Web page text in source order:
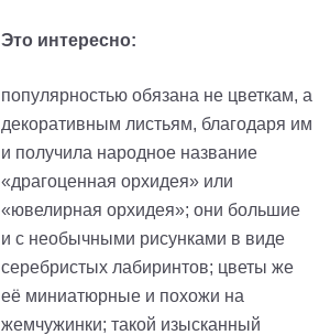
Это интересно:
популярностью обязана не цветкам, а
декоративным листьям, благодаря им
и получила народное название
«драгоценная орхидея» или
«ювелирная орхидея»; они большие
и с необычными рисунками в виде
серебристых лабиринтов; цветы же
её миниатюрные и похожи на
жемчужинки; такой изысканный